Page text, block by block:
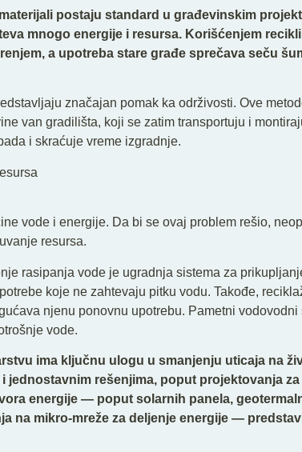
postaju standard u građevinskim
mnogo energije i resursa. Korišćenjem
a upotreba stare građe sprečava seču
značajan pomak ka održivosti. Ove
van gradilišta, koji se zatim transportuju i
i skraćuje vreme izgradnje.
vode i energije. Da bi se ovaj problem rešio,
resursa.
rasipanja vode je ugradnja sistema za
koje ne zahtevaju pitku vodu. Takođe,
njenu ponovnu upotrebu. Pametni vodovodni
vode.
ima ključnu ulogu u smanjenju uticaja na
jednostavnim rešenjima, poput projektovanja
energije — poput solarnih panela,
na mikro-mreže za deljenje energije —